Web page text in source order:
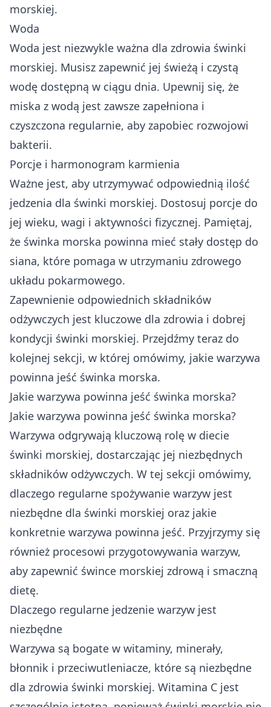
morskiej.
Woda
Woda jest niezwykle ważna dla zdrowia świnki
morskiej. Musisz zapewnić jej świeżą i czystą
wodę dostępną w ciągu dnia. Upewnij się, że
miska z wodą jest zawsze zapełniona i
czyszczona regularnie, aby zapobiec rozwojowi
bakterii.
Porcje i harmonogram karmienia
Ważne jest, aby utrzymywać odpowiednią ilość
jedzenia dla świnki morskiej. Dostosuj porcje do
jej wieku, wagi i aktywności fizycznej. Pamiętaj,
że świnka morska powinna mieć stały dostęp do
siana, które pomaga w utrzymaniu zdrowego
układu pokarmowego.
Zapewnienie odpowiednich składników
odżywczych jest kluczowe dla zdrowia i dobrej
kondycji świnki morskiej. Przejdźmy teraz do
kolejnej sekcji, w której omówimy, jakie warzywa
powinna jeść świnka morska.
Jakie warzywa powinna jeść świnka morska?
Jakie warzywa powinna jeść świnka morska?
Warzywa odgrywają kluczową rolę w diecie
świnki morskiej, dostarczając jej niezbędnych
składników odżywczych. W tej sekcji omówimy,
dlaczego regularne spożywanie warzyw jest
niezbędne dla świnki morskiej oraz jakie
konkretnie warzywa powinna jeść. Przyjrzymy się
również procesowi przygotowywania warzyw,
aby zapewnić śwince morskiej zdrową i smaczną
dietę.
Dlaczego regularne jedzenie warzyw jest
niezbędne
Warzywa są bogate w witaminy, minerały,
błonnik i przeciwutleniacze, które są niezbędne
dla zdrowia świnki morskiej. Witamina C jest